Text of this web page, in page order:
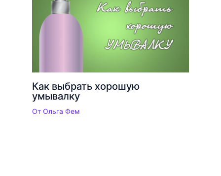
Как выбрать хорошую
умывалку
От Ольга Фем